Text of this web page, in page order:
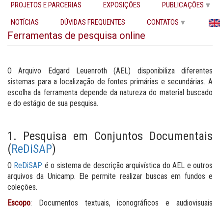
PROJETOS E PARCERIAS
EXPOSIÇÕES
PUBLICAÇÕES
NOTÍCIAS
DÚVIDAS FREQUENTES CONTATOS
Início Ferramentas de pesquisa online
Ferramentas de pesquisa online
O Arquivo Edgard Leuenroth (AEL) disponibiliza diferentes
sistemas para a localização de fontes primárias e secundárias. A
escolha da ferramenta depende da natureza do material buscado
e do estágio de sua pesquisa.
1. Pesquisa em Conjuntos Documentais
(ReDiSAP)
O ReDiSAP é o sistema de descrição arquivística do AEL e outros
arquivos da Unicamp. Ele permite realizar buscas em fundos e
coleções.
Escopo: Documentos textuais, iconográficos e audiovisuais